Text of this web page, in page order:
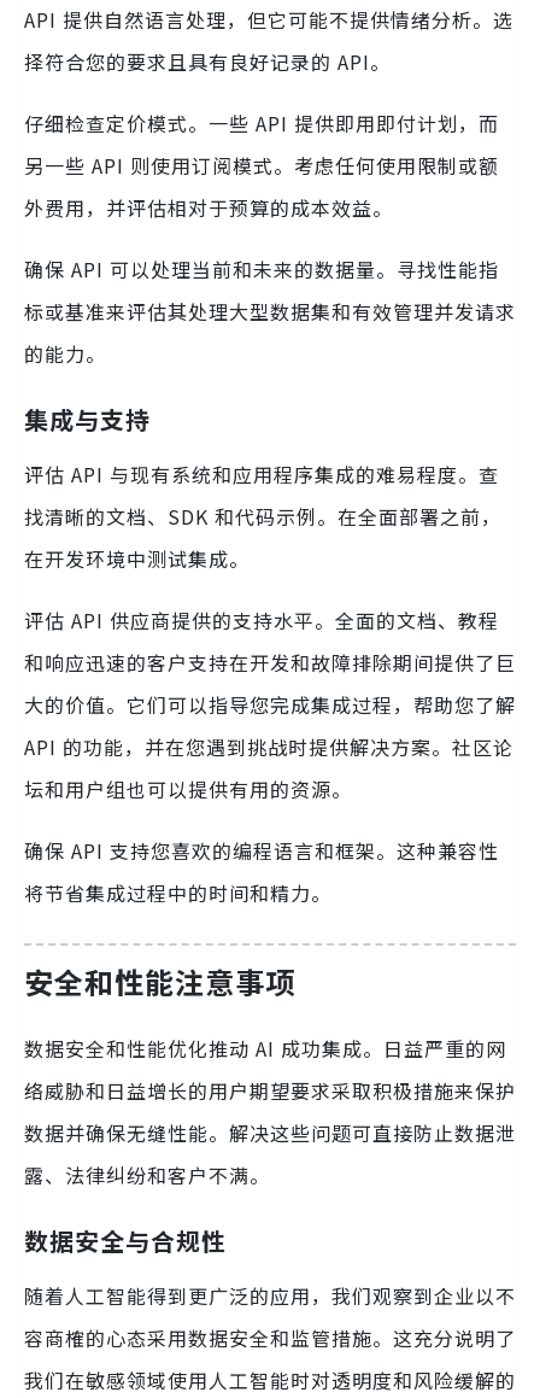
API 提供自然语言处理，但它可能不提供情绪分析。选
择符合您的要求且具有良好记录的 API。
仔细检查定价模式。一些 API 提供即用即付计划，而
另一些 API 则使用订阅模式。考虑任何使用限制或额
外费用，并评估相对于预算的成本效益。
确保 API 可以处理当前和未来的数据量。寻找性能指
标或基准来评估其处理大型数据集和有效管理并发请求
的能力。
集成与支持
评估 API 与现有系统和应用程序集成的难易程度。查
找清晰的文档、SDK 和代码示例。在全面部署之前，
在开发环境中测试集成。
评估 API 供应商提供的支持水平。全面的文档、教程
和响应迅速的客户支持在开发和故障排除期间提供了巨
大的价值。它们可以指导您完成集成过程，帮助您了解
API 的功能，并在您遇到挑战时提供解决方案。社区论
坛和用户组也可以提供有用的资源。
确保 API 支持您喜欢的编程语言和框架。这种兼容性
将节省集成过程中的时间和精力。
安全和性能注意事项
数据安全和性能优化推动 AI 成功集成。日益严重的网
络威胁和日益增长的用户期望要求采取积极措施来保护
数据并确保无缝性能。解决这些问题可直接防止数据泄
露、法律纠纷和客户不满。
数据安全与合规性
随着人工智能得到更广泛的应用，我们观察到企业以不
容商榷的心态采用数据安全和监管措施。这充分说明了
我们在敏感领域使用人工智能时对透明度和风险缓解的